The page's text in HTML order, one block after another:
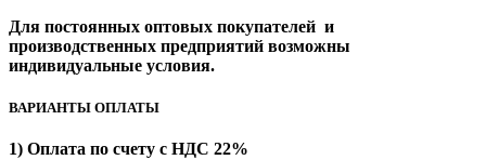
Для постоянных оптовых покупателей и
производственных предприятий возможны
индивидуальные условия.
ВАРИАНТЫ ОПЛАТЫ
1) Оплата по счету с НДС 22%